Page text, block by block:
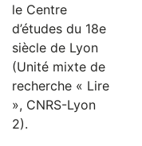
le Centre
d’études du 18e
siècle de Lyon
(Unité mixte de
recherche « Lire
», CNRS-Lyon
2).